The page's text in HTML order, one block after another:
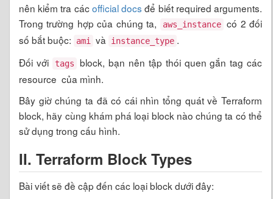
nên kiểm tra cácofficial docs để biết required arguments.
Trong trường hợp của chúng ta,
aws_instance có 2 đối
số bắt buộc:
ami và instance_type .
Đối với
tags
block, bạn nên tập thói quen gắn tag các
resource của mình.
Bây giờ chúng ta đã có cái nhìn tổng quát về Terraform
block, hãy cùng khám phá loại block nào chúng ta có thể
sử dụng trong cấu hình.
II. Terraform Block Types
Bài viết sẽ đề cập đến các loại block dưới đây: